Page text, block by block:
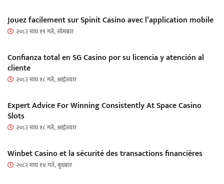
Jouez facilement sur Spinit Casino avec l’application mobile
२०८२ माघ १९ गते, सोमबार
Confianza total en SG Casino por su licencia y atención al
cliente
२०८२ माघ १८ गते, आईतवार
Expert Advice For Winning Consistently At Space Casino
Slots
२०८२ माघ १८ गते, आईतवार
Winbet Casino et la sécurité des transactions financières
२०८२ माघ १४ गते, बुधबार